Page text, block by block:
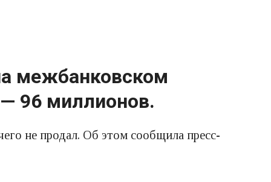
межбанковском
96 миллионов.
не продал. Об этом сообщила пресс-